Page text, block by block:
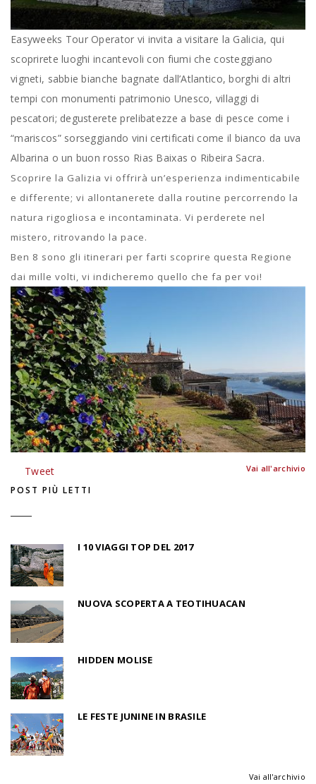
Easyweeks Tour Operator vi invita a visitare la Galicia, qui
scoprirete luoghi incantevoli con fiumi che costeggiano
vigneti, sabbie bianche bagnate dall’Atlantico, borghi di altri
tempi con monumenti patrimonio Unesco, villaggi di
pescatori; degusterete prelibatezze a base di pesce come i
“mariscos” sorseggiando vini certificati come il bianco da uva
Albarina o un buon rosso Rias Baixas o Ribeira Sacra.
Scoprire la Galizia vi offrirà un’esperienza indimenticabile
e differente; vi allontanerete dalla routine percorrendo la
natura rigogliosa e incontaminata. Vi perderete nel
mistero, ritrovando la pace.
Ben 8 sono gli itinerari per farti scoprire questa Regione
dai mille volti, vi indicheremo quello che fa per voi!
Vai all'archivio
Tweet
POST PIÙ LETTI
I 10 VIAGGI TOP DEL 2017
NUOVA SCOPERTA A TEOTIHUACAN
HIDDEN MOLISE
LE FESTE JUNINE IN BRASILE
Vai all'archivio